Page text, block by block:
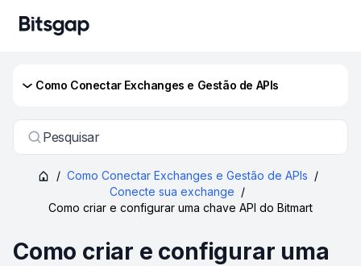
Como Conectar Exchanges e Gestão de APIs
Pesquisar
/ Como Conectar Exchanges e Gestão de APIs /
Conecte sua exchange /
Como criar e configurar uma chave API do Bitmart
Como criar e configurar uma